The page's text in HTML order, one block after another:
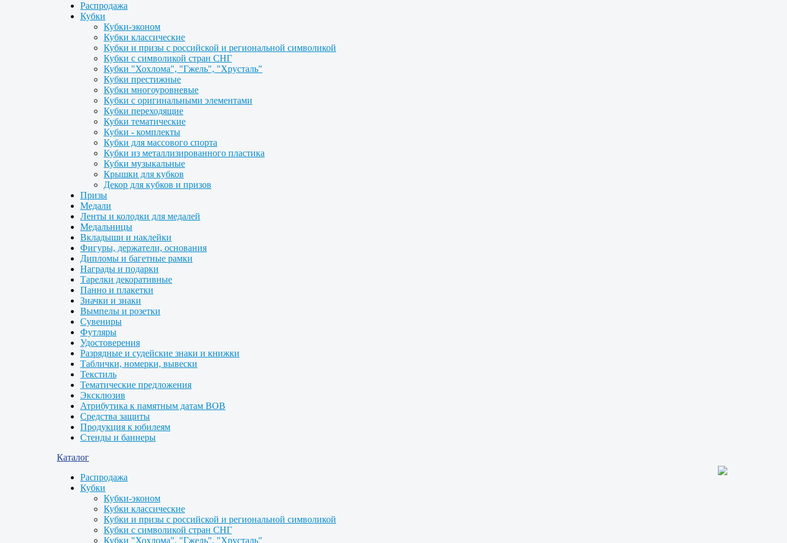
Распродажа
Кубки
Кубки-эконом
Кубки классические
Кубки и призы с российской и региональной символикой
Кубки с символикой стран СНГ
Кубки "Хохлома", "Гжель", "Хрусталь"
Кубки престижные
Кубки многоуровневые
Кубки с оригинальными элементами
Кубки переходящие
Кубки тематические
Кубки - комплекты
Кубки для массового спорта
Кубки из металлизированного пластика
Кубки музыкальные
Крышки для кубков
Декор для кубков и призов
Призы
Медали
Ленты и колодки для медалей
Медальницы
Вкладыши и наклейки
Фигуры, держатели, основания
Дипломы и багетные рамки
Награды и подарки
Тарелки декоративные
Панно и плакетки
Значки и знаки
Вымпелы и розетки
Сувениры
Футляры
Удостоверения
Разрядные и судейские знаки и книжки
Таблички, номерки, вывески
Текстиль
Тематические предложения
Эксклюзив
Атрибутика к памятным датам ВОВ
Средства защиты
Продукция к юбилеям
Стенды и баннеры
Каталог
Распродажа
Кубки
Кубки-эконом
Кубки классические
Кубки и призы с российской и региональной символикой
Кубки с символикой стран СНГ
Кубки "Хохлома", "Гжель", "Хрусталь"